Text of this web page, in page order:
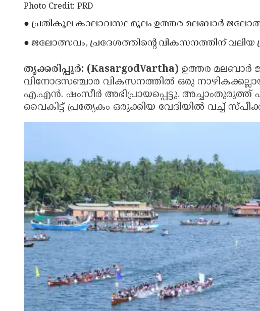
Photo Credit: PRD
● പ്രതികൂല കാലാവസ്ഥ മൂലം ഉത്തര മലബാർ
● ജലോത്സവം, പ്രദേശത്തിന്റെ വികസനത്തിന്
തൃക്കരിപ്പൂർ: (KasargodVartha) ഉത്തര മലബാർ
വിനോദസഞ്ചാര വികസനത്തിൽ ഒരു
എ.എൻ. ഷംസീർ അഭിപ്രായപ്പെട്ടു. അച്ചാംതുരുത്ത്
വൈകിട്ട് പ്രത്യേകം ഒരുക്കിയ വേദിയിൽ വച്ച്